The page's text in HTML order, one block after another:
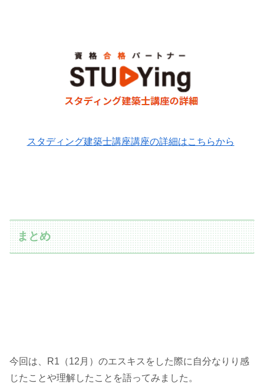
スタディング建築士講座講座の詳細はこちらから
まとめ
今回は、R1（12月）のエスキスをした際に自分なりり感
じたことや理解したことを語ってみました。